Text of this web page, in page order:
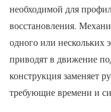
необходимой для
восстановления.
одного или нескольких
приводят в движение
конструкция заменяет
требующие времени и